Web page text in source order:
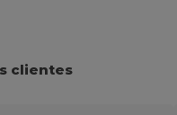
clientes